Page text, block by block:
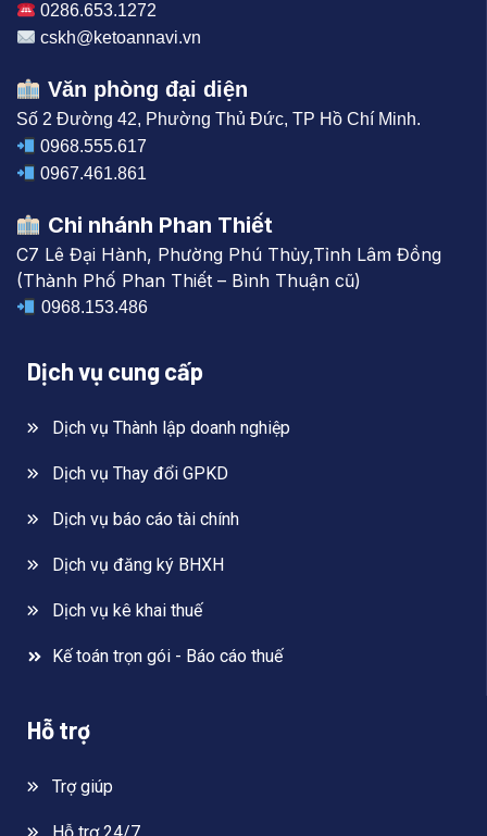
0286.653.1272
cskh@ketoannavi.vn
Văn phòng đại diện
Số 2 Đường 42, Phường Thủ Đức, TP Hồ Chí Minh.
0968.555.617
0967.461.861
Chi nhánh Phan Thiết
C7 Lê Đại Hành, Phường Phú Thủy,Tỉnh Lâm Đồng
(Thành Phố Phan Thiết – Bình Thuận cũ)
0968.153.486
Dịch vụ cung cấp
Dịch vụ Thành lập doanh nghiệp
Dịch vụ Thay đổi GPKD
Dịch vụ báo cáo tài chính
Dịch vụ đăng ký BHXH
Dịch vụ kê khai thuế
Kế toán trọn gói - Báo cáo thuế
Hỗ trợ
Trợ giúp